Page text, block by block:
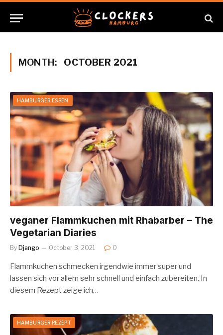
MONTH: OCTOBER 2021
HAMBURGER ESSEN
veganer Flammkuchen mit Rhabarber – The
Vegetarian Diaries
By Django October 3, 2021 0
Flammkuchen schmecken irgendwie immer super und
lassen sich vor allem sehr schnell und einfach zubereiten. In
diesem Rezept zeige ich…
HAMBURGER REZEPT